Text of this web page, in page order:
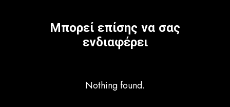
Μπορεί επίσης να σας
ενδιαφέρει
Nothing found.